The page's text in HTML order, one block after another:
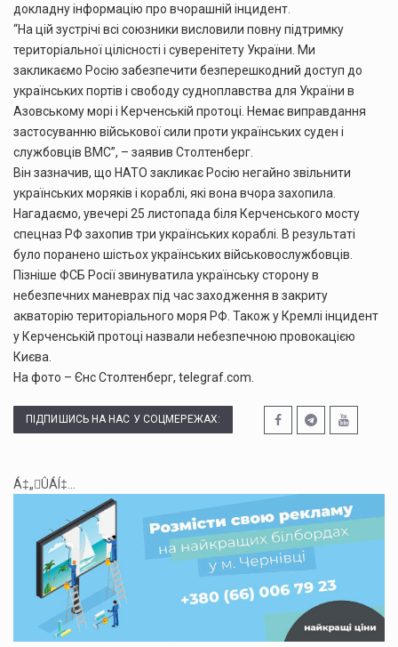
докладну інформацію про вчорашній інцидент.
“На цій зустрічі всі союзники висловили повну підтримку
територіальної цілісності і суверенітету України. Ми
закликаємо Росію забезпечити безперешкодний доступ до
українських портів і свободу судноплавства для України в
Азовському морі і Керченській протоці. Немає виправдання
застосуванню військової сили проти українських суден і
службовців ВМС”, – заявив Столтенберг.
Він зазначив, що НАТО закликає Росію негайно звільнити
українських моряків і кораблі, які вона вчора захопила.
Нагадаємо, увечері 25 листопада біля Керченського мосту
спецназ РФ захопив три українських кораблі. В результаті
було поранено шістьох українських військовослужбовців.
Пізніше ФСБ Росії звинуватила українську сторону в
небезпечних маневрах під час заходження в закриту
акваторію територіального моря РФ. Також у Кремлі інцидент
у Керченській протоці назвали небезпечною провокацією
Києва.
На фото – Єнс Столтенберг, telegraf.com.
ПІДПИШИСЬ НА НАС У СОЦМЕРЕЖАХ:
Á‡„ÛÁÍ‡...